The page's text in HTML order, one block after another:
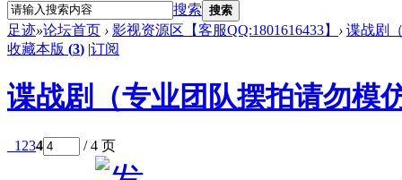
搜索 搜索
足迹»论坛首页 › 影视资源区【客服QQ:1801616433】 › 谍战剧
收藏本版 (3) |订阅
谍战剧（专业团队摆拍请勿模
1 234 / 4 页